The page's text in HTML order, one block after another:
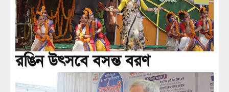
রঙিন উৎসবে বসন্ত বরণ